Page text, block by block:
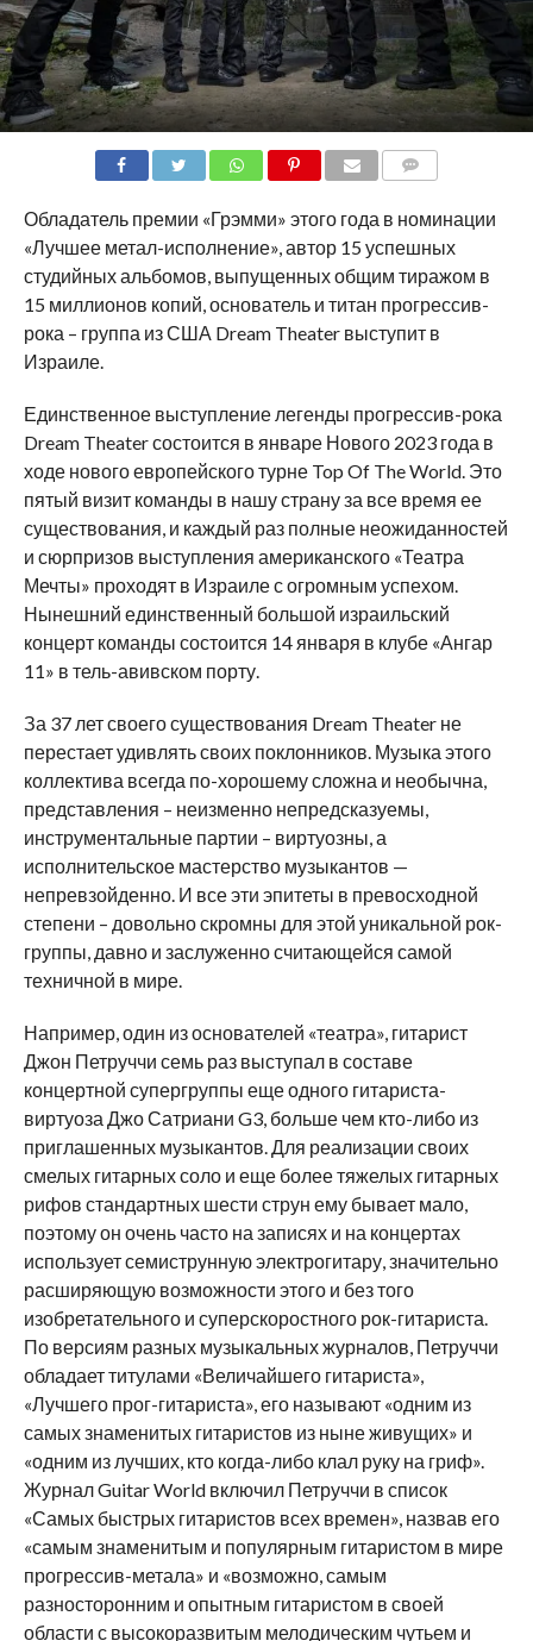
Обладатель премии «Грэмми» этого года в номинации
«Лучшее метал-исполнение», автор 15 успешных
студийных альбомов, выпущенных общим тиражом в
15 миллионов копий, основатель и титан прогрессив-
рока – группа из США Dream Theater выступит в
Израиле.
Единственное выступление легенды прогрессив-рока
Dream Theater состоится в январе Нового 2023 года в
ходе нового европейского турне Top Of The World. Это
пятый визит команды в нашу страну за все время ее
существования, и каждый раз полные неожиданностей
и сюрпризов выступления американского «Театра
Мечты» проходят в Израиле с огромным успехом.
Нынешний единственный большой израильский
концерт команды состоится 14 января в клубе «Ангар
11» в тель-авивском порту.
За 37 лет своего существования Dream Theater не
перестает удивлять своих поклонников. Музыка этого
коллектива всегда по-хорошему сложна и необычна,
представления – неизменно непредсказуемы,
инструментальные партии – виртуозны, а
исполнительское мастерство музыкантов —
непревзойденно. И все эти эпитеты в превосходной
степени – довольно скромны для этой уникальной рок-
группы, давно и заслуженно считающейся самой
техничной в мире.
Например, один из основателей «театра», гитарист
Джон Петруччи семь раз выступал в составе
концертной супергруппы еще одного гитариста-
виртуоза Джо Сатриани G3, больше чем кто-либо из
приглашенных музыкантов. Для реализации своих
смелых гитарных соло и еще более тяжелых гитарных
рифов стандартных шести струн ему бывает мало,
поэтому он очень часто на записях и на концертах
использует семиструнную электрогитару, значительно
расширяющую возможности этого и без того
изобретательного и суперскоростного рок-гитариста.
По версиям разных музыкальных журналов, Петруччи
обладает титулами «Величайшего гитариста»,
«Лучшего прог-гитариста», его называют «одним из
самых знаменитых гитаристов из ныне живущих» и
«одним из лучших, кто когда-либо клал руку на гриф».
Журнал Guitar World включил Петруччи в список
«Самых быстрых гитаристов всех времен», назвав его
«самым знаменитым и популярным гитаристом в мире
прогрессив-метала» и «возможно, самым
разносторонним и опытным гитаристом в своей
области с высокоразвитым мелодическим чутьем и